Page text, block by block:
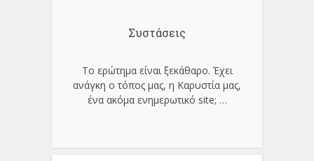
Συστάσεις
Το ερώτημα είναι ξεκάθαρο. Έχει
ανάγκη ο τόπος μας, η Καρυστία μας,
ένα ακόμα ενημερωτικό site; …